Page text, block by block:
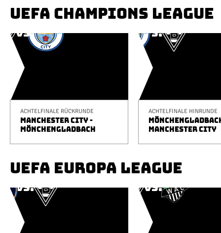
UEFA CHAMPIONS LEAGUE
ACHTELFINALE RÜCKRUNDE
MANCHESTER CITY -
MÖNCHENGLADBACH
ACHTELFINALE HINRUNDE
MANCHESTER CITY
UEFA EUROPA LEAGUE